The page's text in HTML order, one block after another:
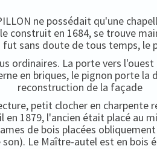
ne possédait qu'une
construit en 1684, se trouve
fut sans doute de tous temps, le
ordinaires. La porte vers
en briques, le pignon porte la
reconstruction de la façade
petit clocher en charpente
en 1879, l'ancien était placé au
de bois placées
Le Maître-autel est en bois